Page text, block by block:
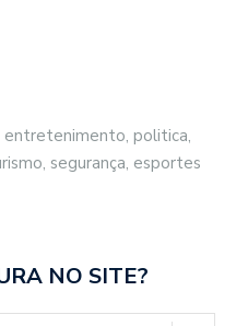
entretenimento, politica,
segurança, esportes
NO SITE?